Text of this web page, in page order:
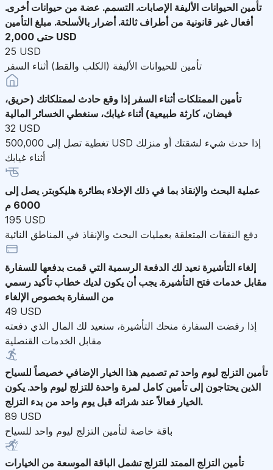
تأمين الحيوانات الأليفة الإصابات. التسمم. عضة من حيوانات أخرى.
أفعال غير قانونية من أطراف ثالثة. أضرار بالأسلحة. مبلغ التأمين
حتى 2,000 USD
25 USD
تأمين للحيوانات الأليفة (الكلب والقط) أثناء السفر
تأمين الممتلكات أثناء السفر إذا وقع حادث لممتلكاتك (حريق،
فيضان، كارثة طبيعية) أثناء غيابك، سنغطي الخسائر المالية
32 USD
تغطية تصل إلى 500,000 USD إذا حدث شيء لشقتك أو منزلك
أثناء غيابك
عملية البحث والإنقاذ بما في ذلك الإخلاء بطائرة هليكوبتر. يصل إلى
6000 م
195 USD
دفع النفقات المتعلقة بعمليات البحث والإنقاذ في المناطق النائية
إلغاء التأشيرة نعيد لك الدفعة الرسمية التي قمت بدفعها للسفارة
مقابل خدمات فتح التأشيرة. يجب أن يكون لديك خطاب تأكيد رسمي
من السفارة بخصوص الإلغاء
49 USD
إذا رفضت السفارة منحك التأشيرة، سنعيد لك المال الذي دفعته
مقابل الخدمات القنصلية
تأمين التزلج ليوم واحد تم تصميم هذا الخيار الإضافي خصيصاً للسياح
الذين يحتاجون إلى تأمين كامل لمرة واحدة للتزلج ليوم واحد. يكون
الخيار فعالاً عند شرائه قبل يوم واحد من بدء التزلج.
89 USD
باقة خاصة لتأمين التزلج ليوم واحد للسياح
تأمين التزلج الممتد للتزلج تشمل الباقة الموسعة من الخيارات